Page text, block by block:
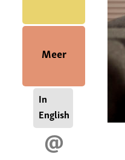
Meer
In
English
@